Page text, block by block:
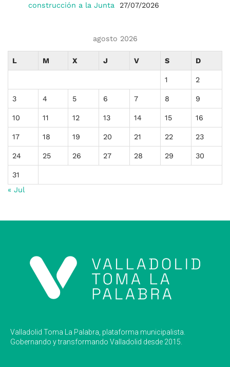
construcción a la Junta
27/07/2026
agosto 2026
L M X J V S D
1 2
3 4 5 6 7 8 9
10 11 12 13 14 15 16
17 18 19 20 21 22 23
24 25 26 27 28 29 30
31
« Jul
Valladolid Toma La Palabra, plataforma municipalista.
Gobernando y transformando Valladolid desde 2015.